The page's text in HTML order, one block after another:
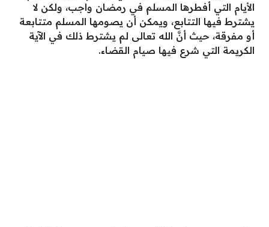
الأيام التي أفطرها المسلم في رمضان واجب، ولكن لا
يشترط فيها التتابع، ويمكن أن يصومها المسلم متتابعة
أو مفرقة، حيث أنَّ الله تعالى لم يشترط ذلك في الآية
الكريمة التي شرع فيها صيام القضاء.